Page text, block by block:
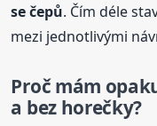
se čepů. Čím déle
mezi jednotlivými
Proč mám
a bez horečky?